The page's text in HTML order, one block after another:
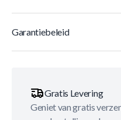
Garantiebeleid
Gratis Levering
Geniet van gratis